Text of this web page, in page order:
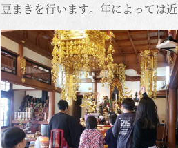
豆まきを行います。年によっては